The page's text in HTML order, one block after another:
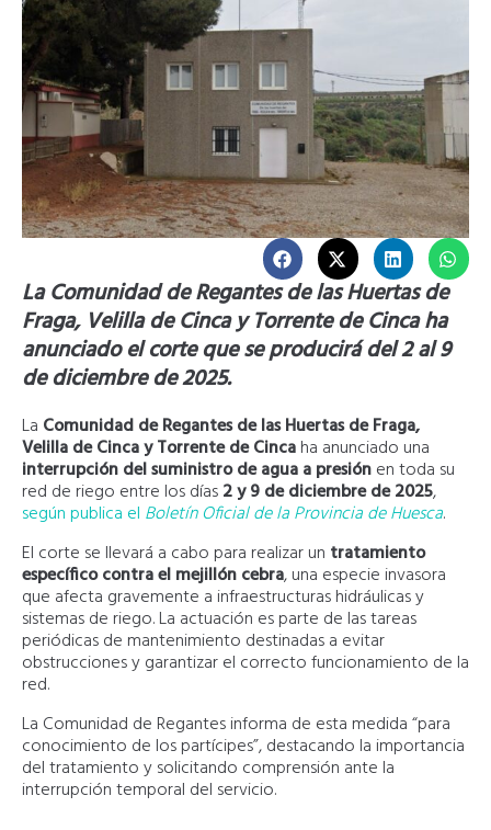
La Comunidad de Regantes de las Huertas de
Fraga, Velilla de Cinca y Torrente de Cinca ha
anunciado el corte que se producirá del 2 al 9
de diciembre de 2025.
La Comunidad de Regantes de las Huertas de Fraga,
Velilla de Cinca y Torrente de Cincaha anunciado una
interrupción del suministro de agua a presiónen toda su
red de riego entre los días2 y 9 de diciembre de 2025,
según publica el Boletín Oficial de la Provincia de Huesca.
El corte se llevará a cabo para realizar un tratamiento
específico contra el mejillón cebra, una especie invasora
que afecta gravemente a infraestructuras hidráulicas y
sistemas de riego. La actuación es parte de las tareas
periódicas de mantenimiento destinadas a evitar
obstrucciones y garantizar el correcto funcionamiento de la
red.
La Comunidad de Regantes informa de esta medida “para
conocimiento de los partícipes”, destacando la importancia
del tratamiento y solicitando comprensión ante la
interrupción temporal del servicio.